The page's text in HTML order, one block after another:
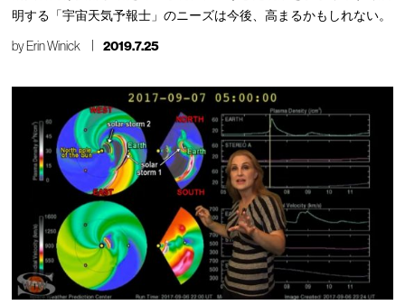
明する「宇宙天気予報士」のニーズは今後、高まるかもしれない。
byErin Winick 2019.7.25